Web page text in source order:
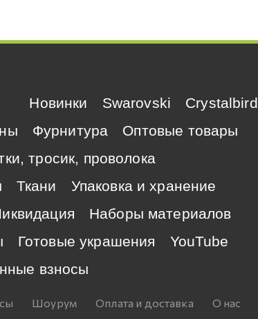
Новинки Swarovski
Crystalbird
Фурнитура
Оптовые товары
тросик, проволока
Ткани
Упаковка и хранение
Наборы материалов
Готовые украшения
YouTube
взносы
Шоурум Оплата и доставка О нас